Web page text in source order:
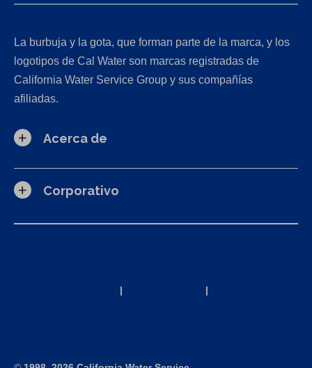
La burbuja y la gota, que forman parte de la marca, y los
logotipos de Cal Water son marcas registradas de
California Water Service Group y sus compañías
afiliadas.
Acerca de
Corporativo
| |